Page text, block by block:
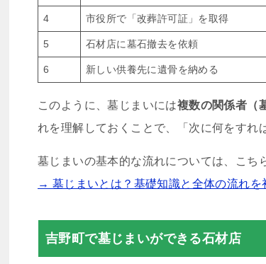
4 市役所で「改葬許可証」を取得
5 石材店に墓石撤去を依頼
6 新しい供養先に遺骨を納める
このように、墓じまいには複数の関係者（
れを理解しておくことで、「次に何をすれ
墓じまいの基本的な流れについては、こち
→ 墓じまいとは？基礎知識と全体の流れを
吉野町で墓じまいができる石材店